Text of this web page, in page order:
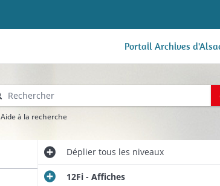
Portail Archives
Aide à la recherche
Dépliertous les niveaux
12Fi - Affiches